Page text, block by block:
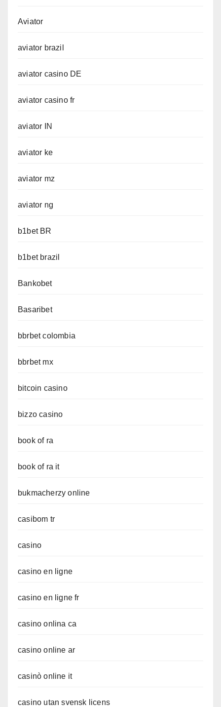
Aviator
aviator brazil
aviator casino DE
aviator casino fr
aviator IN
aviator ke
aviator mz
aviator ng
b1bet BR
b1bet brazil
Bankobet
Basaribet
bbrbet colombia
bbrbet mx
bitcoin casino
bizzo casino
book of ra
book of ra it
bukmacherzy online
casibom tr
casino
casino en ligne
casino en ligne fr
casino onlina ca
casino online ar
casinò online it
casino utan svensk licens